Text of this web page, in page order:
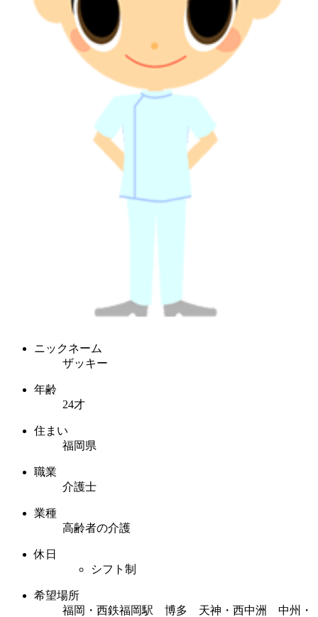
ニックネーム
ザッキー
年齢
24才
住まい
福岡県
職業
介護士
業種
高齢者の介護
休日
シフト制
希望場所
福岡・西鉄福岡駅 博多 天神・西中洲 中州・